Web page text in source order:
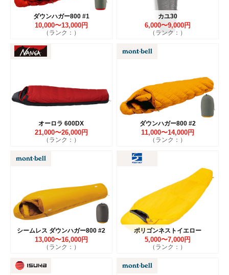
ダウンハガー800 #1
10,000〜13,000円
（ランク：）
カユ30
6,000〜9,000円
（ランク：）
オーロラ 600DX
21,000〜26,000円
（ランク：）
ダウンハガー800 #2
11,000〜14,000円
（ランク：）
シームレス ダウンハガー800 #2
13,000〜16,000円
（ランク：）
ポリゴンネストイエロー
5,000〜7,000円
（ランク：）